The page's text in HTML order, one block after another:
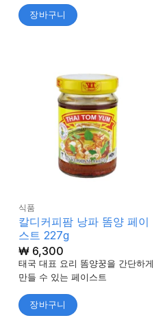
장바구니
식품
칼디커피팜 낭파 똠양 페이
스트 227g
₩6,300
태국 대표 요리 똠양꿍을 간단하게
만들 수 있는 페이스트
장바구니